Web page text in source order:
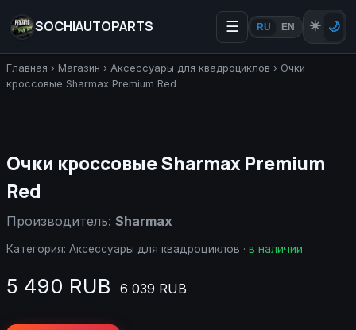
SOCHIAUTOPARTS ☰ RU EN ☀️ 🌙
Главная › Магазин › Аксессуары для квадроциклов › Очки
кроссовые Sharmax Premium Red
Очки кроссовые Sharmax Premium
Red
Производитель: Sharmax
Категория: Аксессуары для квадроциклов · в наличии
5 490 RUB 6 039 RUB